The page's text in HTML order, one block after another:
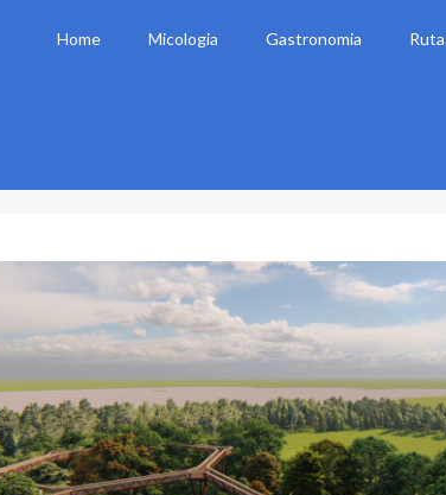
Home Micologia Gastronomia